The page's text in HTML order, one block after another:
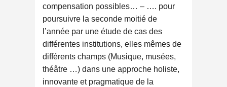
compensation possibles… – …. pour
poursuivre la seconde moitié de
l’année par une étude de cas des
différentes institutions, elles mêmes de
différents champs (Musique, musées,
théâtre …) dans une approche holiste,
innovante et pragmatique de la